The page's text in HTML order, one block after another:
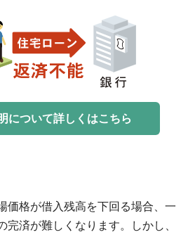
について詳しくはこちら
価格が借入残高を下回る場合、一
完済が難しくなります。しかし、